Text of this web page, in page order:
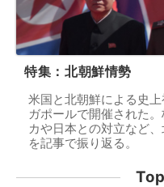
特集：北朝鮮情勢
米国と北朝鮮による史
ガポールで開催された
カや日本との対立など
を記事で振り返る。